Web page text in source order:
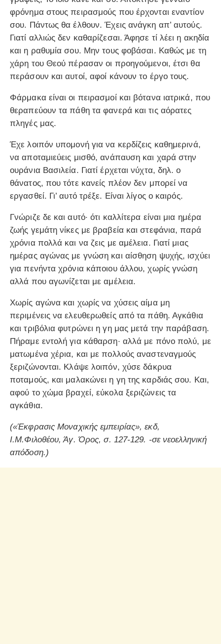
φρόνημα στους πειρασμούς που έρχονται εναντίον
σου. Πάντως θα έλθουν. Έχεις ανάγκη απ’ αυτούς.
Γιατί αλλιώς δεν καθαρίζεσαι. Άφησε τί λέει η ακηδία
και η ραθυμία σου. Μην τους φοβάσαι. Καθώς με τη
χάρη του Θεού πέρασαν οι προηγούμενοι, έτσι θα
περάσουν και αυτοί, αφοί κάνουν το έργο τους.
Φάρμακα είναι οι πειρασμοί και βότανα ιατρικά, που
θεραπεύουν τα πάθη τα φανερά και τις αόρατες
πληγές μας.
Έχε λοιπόν υπομονή για να κερδίζεις καθημερινά,
να αποταμιεύεις μισθό, ανάπαυση και χαρά στην
ουράνια Βασιλεία. Γιατί έρχεται νύχτα, δηλ. ο
θάνατος, που τότε κανείς πλέον δεν μπορεί να
εργασθεί. Γι’ αυτό τρέξε. Είναι λίγος ο καιρός.
Γνώριζε δε και αυτό· ότι καλλίτερα είναι μια ημέρα
ζωής γεμάτη νίκες με βραβεία και στεφάνια, παρά
χρόνια πολλά και να ζεις με αμέλεια. Γιατί μιας
ημέρας αγώνας με γνώση και αίσθηση ψυχής, ισχύει
για πενήντα χρόνια κάποιου άλλου, χωρίς γνώση
αλλά που αγωνίζεται με αμέλεια.
Χωρίς αγώνα και χωρίς να χύσεις αίμα μη
περιμένεις να ελευθερωθείς από τα πάθη. Αγκάθια
και τριβόλια φυτρώνει η γη μας μετά την παράβαση.
Πήραμε εντολή για κάθαρση· αλλά με πόνο πολύ, με
ματωμένα χέρια, και με πολλούς αναστεναγμούς
ξεριζώνονται. Κλάψε λοιπόν, χύσε δάκρυα
ποταμούς, και μαλακώνει η γη της καρδιάς σου. Και,
αφού το χώμα βραχεί, εύκολα ξεριζώνεις τα
αγκάθια.
(«Έκφρασις Μοναχικής εμπειρίας», εκδ,
Ι.Μ.Φιλοθέου, Άγ. Όρος, σ. 127-129. -σε νεοελληνική
απόδοση.)